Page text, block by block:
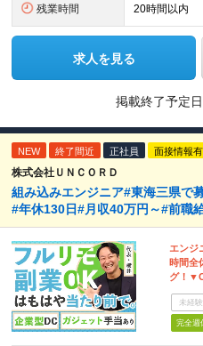
残業時間 20時間以内
求人を見る
掲載終了予定日
NEW 終了間近 正社員 面接情報有
株式会社ＵＮＣＯＲＤ
組み込みエンジニア#東海三県で
#年休130日#月収40万円～#前職
エンジ
時間全
グ！
未経
完全週